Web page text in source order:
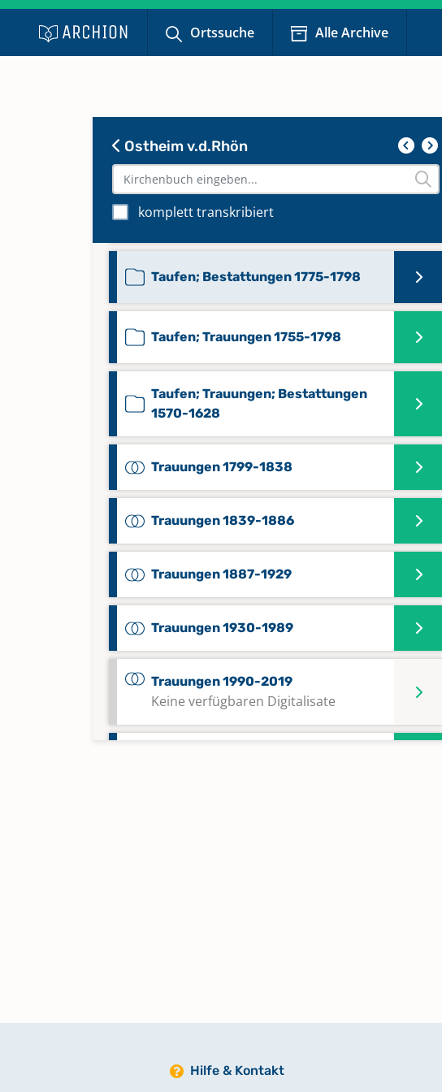
Ortssuche Alle Archive
Ostheim v.d.Rhön
komplett transkribiert
Keine verfügbaren Digitalisate
Taufen 1987-2020
Keine verfügbaren Digitalisate
Taufen; Bestattungen 1775-1798
Taufen; Trauungen 1755-1798
Taufen; Trauungen; Bestattungen
1570-1628
Trauungen 1799-1838
Trauungen 1839-1886
Trauungen 1887-1929
Trauungen 1930-1989
Trauungen 1990-2019
Keine verfügbaren Digitalisate
Hilfe & Kontakt